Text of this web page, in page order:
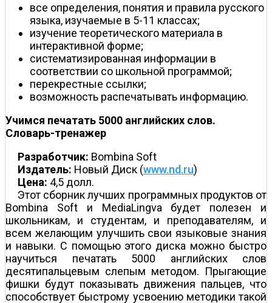
все определения, понятия и правила русского
языка, изучаемые в 5-11 классах;
изучение теоретического материала в
интерактивной форме;
систематизированная информации в
соответствии со школьной программой;
перекрестные ссылки;
возможность распечатывать информацию.
Учимся печатать 5000 английских слов.
Словарь-тренажер
Разработчик: Bombina Soft
Издатель: Новый Диск (www.nd.ru)
Цена: 4,5 долл.
Этот сборник лучших программных продуктов от
Bombina Soft и MediaLingva будет полезен и
школьникам, и студентам, и преподавателям, и
всем желающим улучшить свои языковые знания
и навыки. С помощью этого диска можно быстро
научиться печатать 5000 английских слов
десятипальцевым слепым методом. Прыгающие
фишки будут показывать движения пальцев, что
способствует быстрому усвоению методики такой